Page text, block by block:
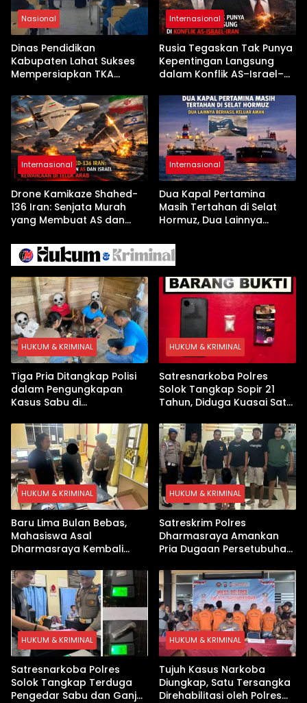
Nasional
Dinas Pendidikan
Kabupaten Lahat Sukses
Mempersiapkan TKA
Pembekalan Latihan Soal
Tanpa Internet
Internasional
Rusia Tegaskan Tak Punya
Kepentingan Langsung
dalam Konflik AS–Israel–
Internasional
Drone Kamikaze Shahed-
136 Iran: Senjata Murah
yang Membuat AS dan
Arab
Internasional
Dua Kapal Pertamina
Masih Tertahan di Selat
Hormuz, Dua Lainnya
HUKUM & KRIMINAL
Tiga Pria Ditangkap Polisi
dalam Pengungkapan
Kasus Sabu di
Digital hingga Bong Disita
HUKUM & KRIMINAL
Satresnarkoba Polres
Solok Tangkap Sopir 21
Tahun, Diduga Kuasai Satu
HUKUM & KRIMINAL
Baru Lima Bulan Bebas,
Mahasiswa Asal
Dharmasraya Kembali
HUKUM & KRIMINAL
Satreskrim Polres
Dharmasraya Amankan
Pria Dugaan Persetubuhan
HUKUM & KRIMINAL
Satresnarkoba Polres
Solok Tangkap Terduga
Pengedar Sabu dan Ganja
HUKUM & KRIMINAL
Tujuh Kasus Narkoba
Diungkap, Satu Tersangka
Direhabilitasi oleh Polres